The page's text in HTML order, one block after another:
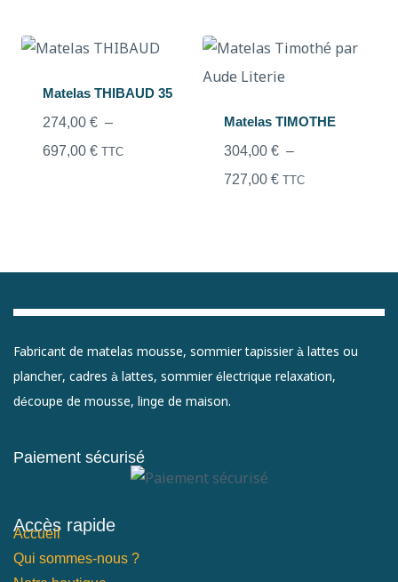
Matelas THIBAUD 35
274,00 € –
697,00 € TTC
Matelas TIMOTHE
304,00 € –
727,00 € TTC
Fabricant de matelas mousse, sommier tapissier à lattes ou
plancher, cadres à lattes, sommier électrique relaxation,
découpe de mousse, linge de maison.
Paiement sécurisé
Accès rapide
Accueil
Qui sommes-nous ?